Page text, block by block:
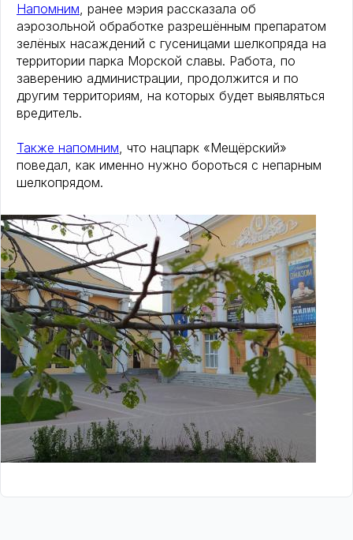
Напомним, ранее мэрия рассказала об
аэрозольной обработке разрешённым препаратом
зелёных насаждений с гусеницами шелкопряда на
территории парка Морской славы. Работа, по
заверению администрации, продолжится и по
другим территориям, на которых будет выявляться
вредитель.
Также напомним, что нацпарк «Мещёрский»
поведал, как именно нужно бороться с непарным
шелкопрядом.